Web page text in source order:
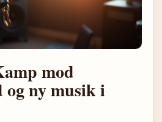
mod
ny musik i